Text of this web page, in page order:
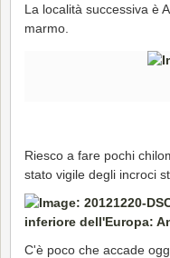
La località successiva è
marmo.
Riesco a fare pochi
stato vigile degli incroci
C'è poco che accade